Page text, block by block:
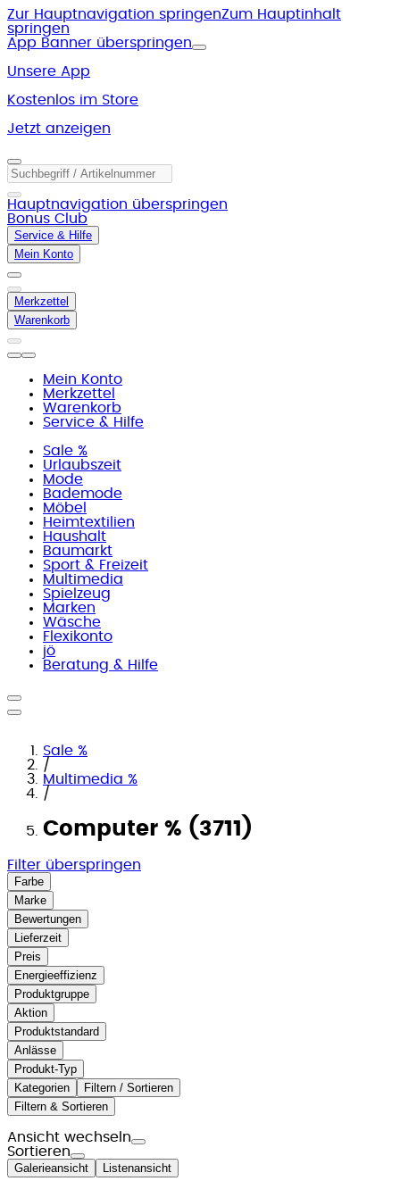
Zur Hauptnavigation springenZum Hauptinhalt
springen
App Banner überspringen
Unsere App
Kostenlos im Store
Jetzt anzeigen
Hauptnavigation überspringen
Bonus Club
Service & Hilfe
Mein Konto
Merkzettel
Warenkorb
Mein Konto
Merkzettel
Warenkorb
Service & Hilfe
Sale %
Urlaubszeit
Mode
Bademode
Möbel
Heimtextilien
Haushalt
Baumarkt
Sport & Freizeit
Multimedia
Spielzeug
Marken
Wäsche
Flexikonto
jö
Beratung & Hilfe
Sale %
/
Multimedia %
/
Computer % (3711)
Filter überspringen
Farbe
Marke
Bewertungen
Lieferzeit
Preis
Energieeffizienz
Produktgruppe
Aktion
Produktstandard
Anlässe
Produkt-Typ
Kategorien
Filtern / Sortieren
Filtern & Sortieren
Ansicht wechseln
Sortieren
Galerieansicht Listenansicht